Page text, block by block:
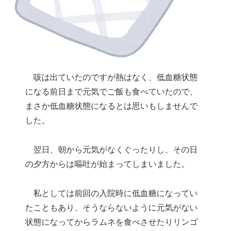
咳は出ていたのですが熱はなく、低血糖状態
になる前日まで元気でご飯も食べていたので、
まさか低血糖状態になるとは思いもしませんで
した。
翌日、朝から元気がなくぐったりし、その日
の夕方からは嘔吐が始まってしまいました。
私としては前回の入院時に低血糖になってい
たこともあり、そうならないように元気がない
状態になってからラムネを食べさせたりリンゴ